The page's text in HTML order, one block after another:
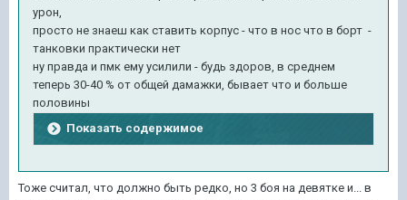
урон,
просто не знаеш как ставить корпус - что в нос что в борт -
танковки практически нет
ну правда и пмк ему усилили - будь здоров, в среднем
теперь 30-40 % от общей дамажки, бывает что и больше
половины
Показать содержимое
Тоже считал, что должно быть редко, но 3 боя на девятке и... в